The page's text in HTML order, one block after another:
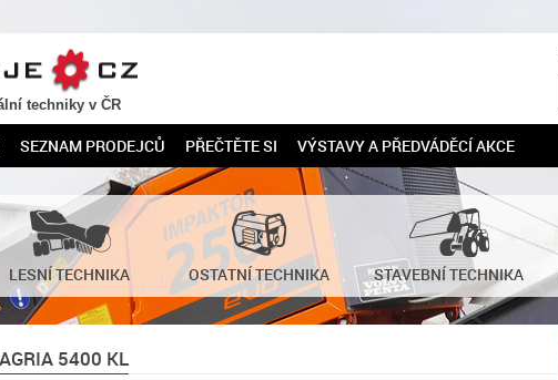
techniky v ČR
SEZNAM PRODEJCŮ PŘEČTĚTE SI VÝSTAVY A PŘEDVÁDĚCÍ AKCE
LESNÍ TECHNIKA OSTATNÍ TECHNIKA STAVEBNÍ TECHNIKA
5400 KL